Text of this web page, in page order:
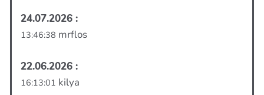
24.07.2026 :
13:46:38 mrflos
22.06.2026 :
16:13:01 kilya